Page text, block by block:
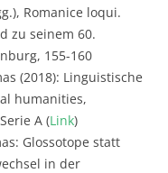
Romanice loqui.
zu seinem 60.
155-160
(2018): Linguistische
humanities,
A (Link)
Glossotope statt
in der